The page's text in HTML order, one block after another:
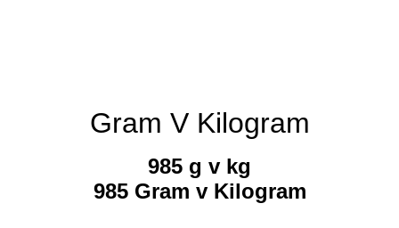
Gram V Kilogram
985 g v kg
985 Gram v Kilogram